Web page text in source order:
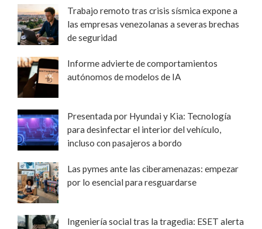
Trabajo remoto tras crisis sísmica expone a
las empresas venezolanas a severas brechas
de seguridad
Informe advierte de comportamientos
autónomos de modelos de IA
Presentada por Hyundai y Kia: Tecnología
para desinfectar el interior del vehículo,
incluso con pasajeros a bordo
Las pymes ante las ciberamenazas: empezar
por lo esencial para resguardarse
Ingeniería social tras la tragedia: ESET alerta